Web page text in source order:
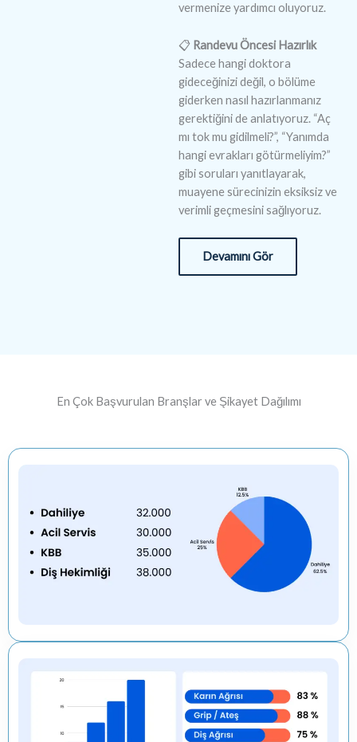
vermenize yardımcı oluyoruz.
📋 Randevu Öncesi Hazırlık
Sadece hangi doktora
gideceğinizi değil, o bölüme
giderken nasıl hazırlanmanız
gerektiğini de anlatıyoruz. “Aç
mı tok mu gidilmeli?”, “Yanımda
hangi evrakları götürmeliyim?”
gibi soruları yanıtlayarak,
muayene sürecinizin eksiksiz ve
verimli geçmesini sağlıyoruz.
Devamını Gör
En Çok Başvurulan Branşlar ve Şikayet Dağılımı